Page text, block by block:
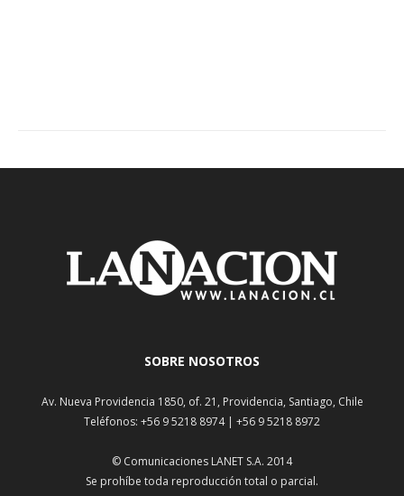
SOBRE NOSOTROS
Av. Nueva Providencia 1850, of. 21, Providencia, Santiago, Chile
Teléfonos: +56 9 5218 8974 | +56 9 5218 8972
© Comunicaciones LANET S.A. 2014
Se prohíbe toda reproducción total o parcial.